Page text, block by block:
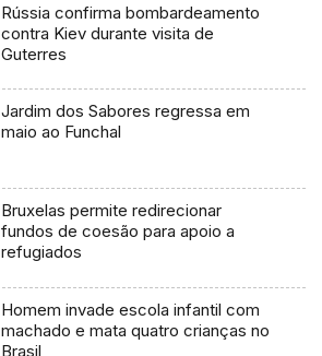
Rússia confirma bombardeamento
contra Kiev durante visita de
Guterres
Jardim dos Sabores regressa em
maio ao Funchal
Bruxelas permite redirecionar
fundos de coesão para apoio a
refugiados
Homem invade escola infantil com
machado e mata quatro crianças no
Brasil